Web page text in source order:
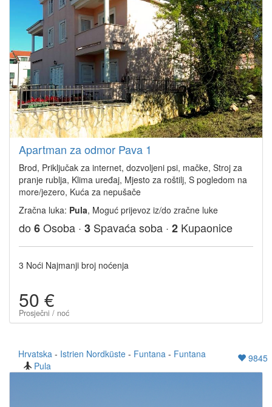
Apartman za odmor Pava 1
Brod, Priključak za internet, dozvoljeni psi, mačke, Stroj za
pranje rublja, Klima uređaj, Mjesto za roštilj, S pogledom na
more/jezero, Kuća za nepušače
Zračna luka: Pula, Moguć prijevoz iz/do zračne luke
do 6Osoba · 3 Spavaća soba · 2 Kupaonice
3 Noći Najmanji broj noćenja
50 €
Prosječni / noć
Hrvatska - Istrien Nordküste - Funtana - Funtana
Pula
9845